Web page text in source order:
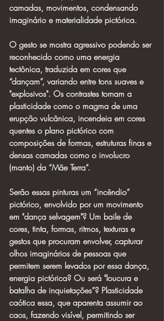
camadas, movimentos, condensando
imaginário e materialidade pictórica.
O gesto se mostra agressivo podendo ser
reconhecido como uma energia
tectônica, traduzida em cores que
“dançam”, variando entre tons suaves e
"explosivos". Os contrastes tornam a
plasticidade como o magma de uma
erupção vulcânica, incendeia em cores
quentes o plano pictórico com
composições de formas, estruturas finas e
densas camadas como o involucro
(manto) da “Mãe Terra”.
Serão essas pinturas um “incêndio”
pictórico, envolvido por um movimento
em "dança selvagem"? Um baile de
cores, tinta, formas, ritmos, texturas e
gestos que procuram envolver, capturar
olhos imaginários de pessoas que
permitem serem levados por essa dança,
energia pictórica? Ou será "loucura e
batalha de inquietações”? Plasticidade
caótica essa, que aparenta assumir ao
caos, fazendo visível, permitindo ser